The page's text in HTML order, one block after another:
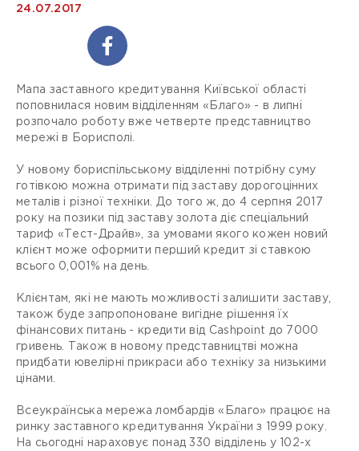
24.07.2017
Мапа заставного кредитування Київської області
поповнилася новим відділенням «Благо» - в липні
розпочало роботу вже четверте представництво
мережі в Борисполі.
У новому бориспільському відділенні потрібну суму
готівкою можна отримати під заставу дорогоцінних
металів і різної техніки. До того ж, до 4 серпня 2017
року на позики під заставу золота діє спеціальний
тариф «Тест-Драйв», за умовами якого кожен новий
клієнт може оформити перший кредит зі ставкою
всього 0,001% на день.
Клієнтам, які не мають можливості залишити заставу,
також буде запропоноване вигідне рішення їх
фінансових питань - кредити від Сashpoint до 7000
гривень. Також в новому представництві можна
придбати ювелірні прикраси або техніку за низькими
цінами.
Всеукраїнська мережа ломбардів «Благо» працює на
ринку заставного кредитування України з 1999 року.
На сьогодні нараховує понад 330 відділень у 102-х